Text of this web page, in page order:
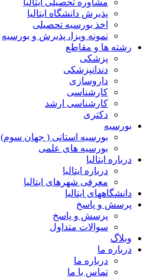
مشاوره تحصیلی ایتالیا
پذیرش دانشگاه ایتالیا
اخذ بورسیه تحصیلی
نمونه ویزا، پذیرش و بورسیه
رشته ها و مقاطع
پزشکی
دندانپزشکی
داروسازی
کارشناسی
کارشناسی ارشد
دکتری
بورسیه
بورسیه استانی ( جهان سوم)
بورسیه های علمی
درباره ایتالیا
درباره ایتالیا
معرفی شهرهای ایتالیا
دانشگاههای ایتالیا
پرسش و پاسخ
پرسش و پاسخ
سوالات متداول
وبلاگ
درباره ما
درباره ما
تماس با ما